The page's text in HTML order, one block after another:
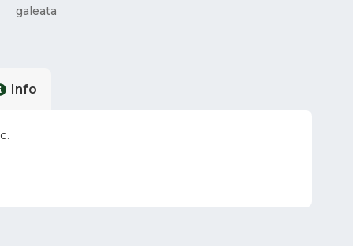
galeata
Info